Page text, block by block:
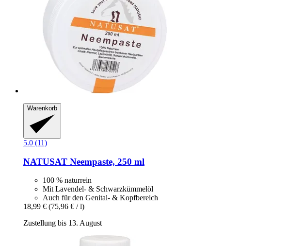
Warenkorb
5.0 (11)
NATUSAT Neempaste, 250 ml
100 % naturrein
Mit Lavendel- & Schwarzkümmelöl
Auch für den Genital- & Kopfbereich
18,99 € (75,96 € / l)
Zustellung bis 13. August